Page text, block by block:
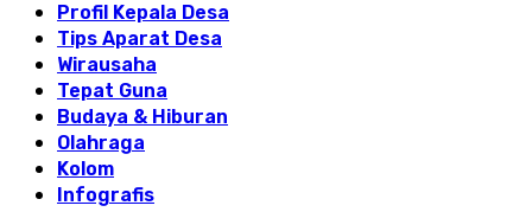
Profil Kepala Desa
Tips Aparat Desa
Wirausaha
Tepat Guna
Budaya & Hiburan
Olahraga
Kolom
Infografis